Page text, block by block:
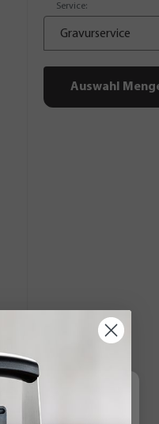
Service:
Auswahl